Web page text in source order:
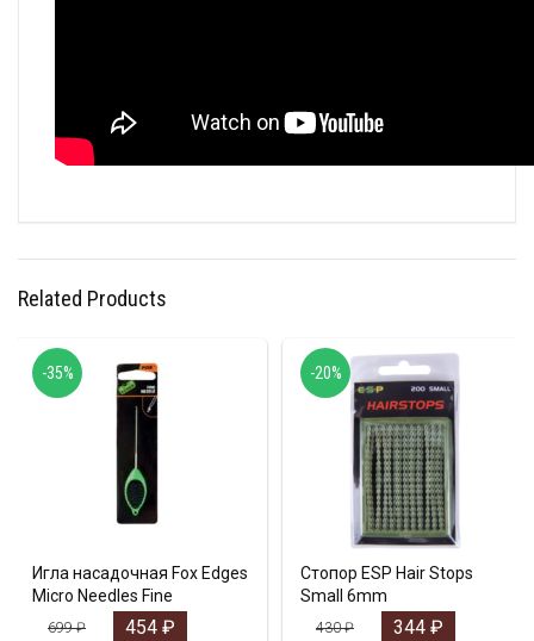
Related Products
Игла насадочная Fox Edges
Micro Needles Fine
699₽ 454 ₽
-35%
Стопор ESP Hair Stops
Small 6mm
430₽ 344 ₽
-20%